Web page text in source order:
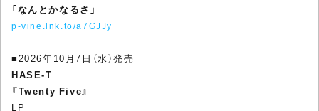
「なんとかなるさ」
p-vine.lnk.to/a7GJJy
■2026年10月7日（水）発売
HASE-T
『Twenty Five』
LP